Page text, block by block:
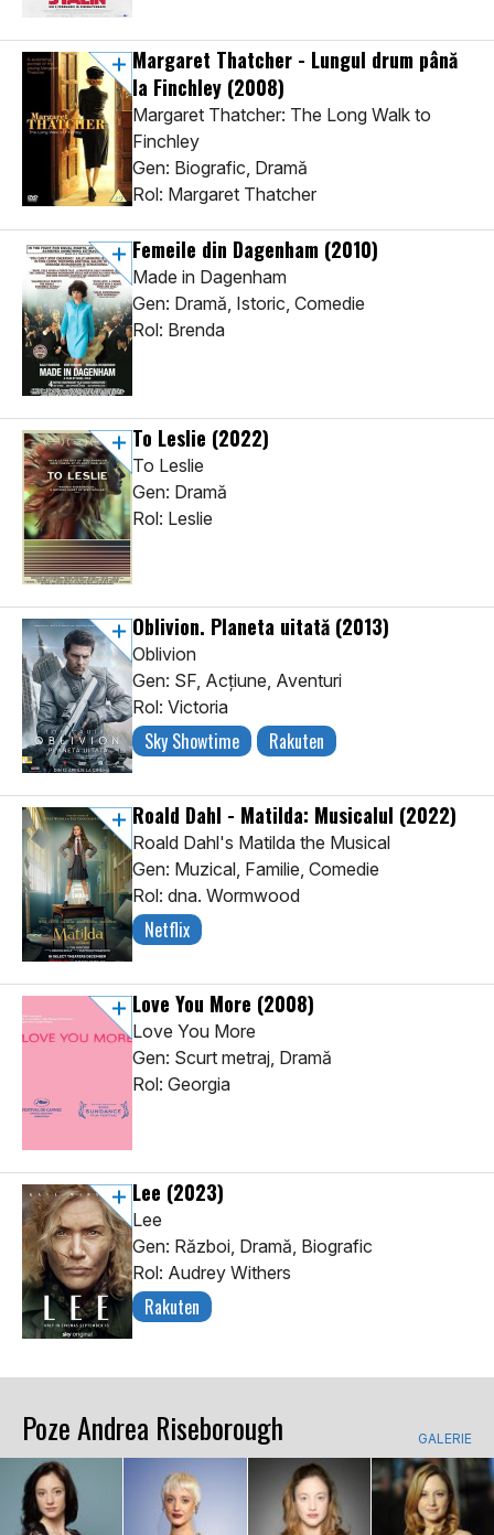
Margaret Thatcher - Lungul drum până
la Finchley (2008)
Margaret Thatcher: The Long Walk to
Finchley
Gen: Biografic, Dramă
Rol: Margaret Thatcher
Femeile din Dagenham (2010)
Made in Dagenham
Gen: Dramă, Istoric, Comedie
Rol: Brenda
To Leslie (2022)
To Leslie
Gen: Dramă
Rol: Leslie
Oblivion. Planeta uitată (2013)
Oblivion
Gen: SF, Acţiune, Aventuri
Rol: Victoria
Sky Showtime Rakuten
Roald Dahl - Matilda: Musicalul (2022)
Roald Dahl's Matilda the Musical
Gen: Muzical, Familie, Comedie
Rol: dna. Wormwood
Netflix
Love You More (2008)
Love You More
Gen: Scurt metraj, Dramă
Rol: Georgia
Lee (2023)
Lee
Gen: Război, Dramă, Biografic
Rol: Audrey Withers
Rakuten
Poze Andrea Riseborough GALERIE